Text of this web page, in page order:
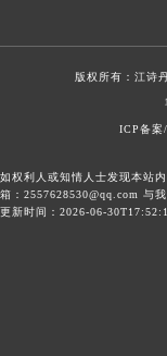
版权所有： 江诗
ICP备案
如权利人或知情人士发现本站
箱：2557628530@qq.com 与
更新时间：2026-06-